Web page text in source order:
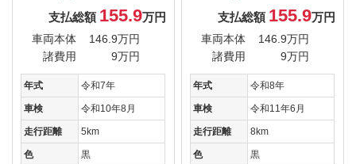
支払総額 155.9万円
車両本体
146.9万円
諸費用
9万円
年式 令和7年
車検 令和10年8月
走行距離 5km
色 黒
支払総額 155.9万円
車両本体
146.9万円
諸費用
9万円
年式 令和8年
車検 令和11年6月
走行距離 8km
色 黒